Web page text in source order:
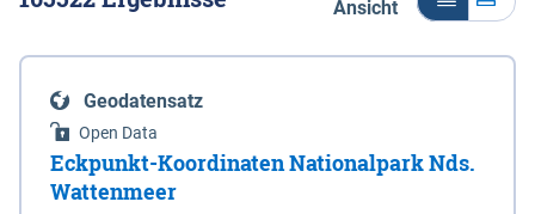
Ansicht
Geodatensatz
Open Data
Eckpunkt-Koordinaten Nationalpark Nds.
Wattenmeer